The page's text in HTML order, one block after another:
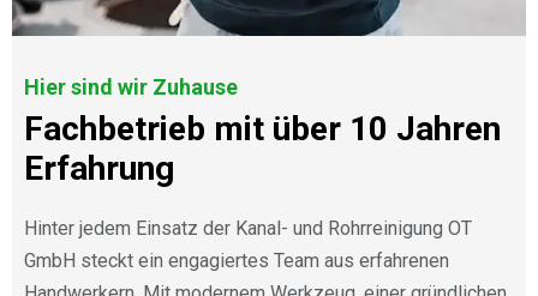
Hier sind wir Zuhause
Fachbetrieb mit über 10 Jahren
Erfahrung
Hinter jedem Einsatz der Kanal- und Rohrreinigung OT
GmbH steckt ein engagiertes Team aus erfahrenen